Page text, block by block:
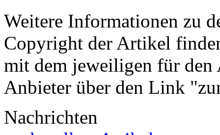
Weitere Informationen zu
Copyright der Artikel
mit dem jeweiligen für
Anbieter über den Link
Nachrichten